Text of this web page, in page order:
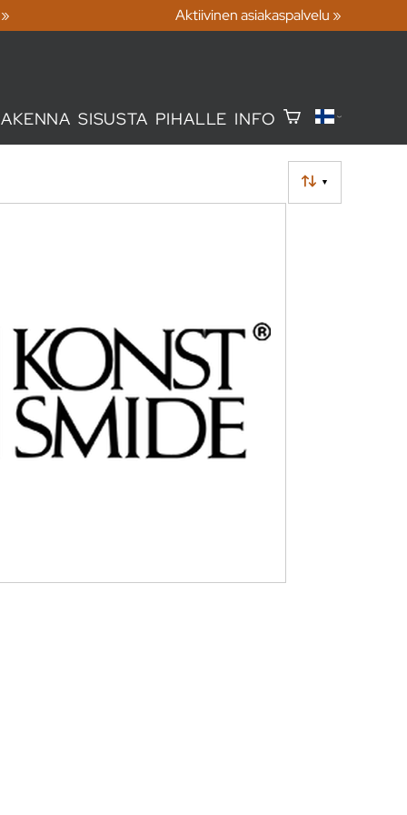
Aktiivinen asiakaspalvelu »
SISUSTA PIHALLE INFO
▼